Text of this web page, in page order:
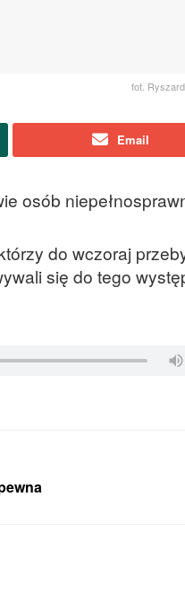
fot.
Email
osób
do wczoraj
się do tego